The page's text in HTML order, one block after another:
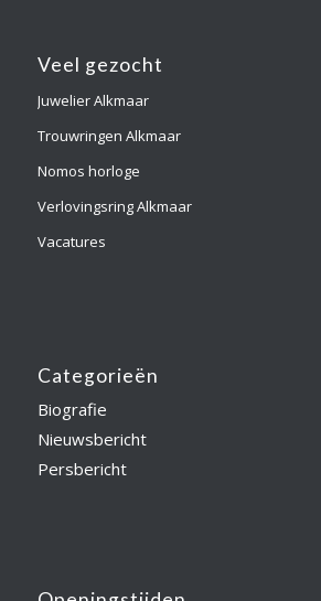
Veel gezocht
Juwelier Alkmaar
Trouwringen Alkmaar
Nomos horloge
Verlovingsring Alkmaar
Vacatures
Categorieën
Biografie
Nieuwsbericht
Persbericht